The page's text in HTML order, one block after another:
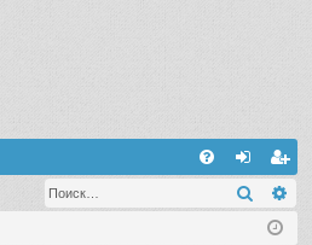
хо ег
ис
Поиск